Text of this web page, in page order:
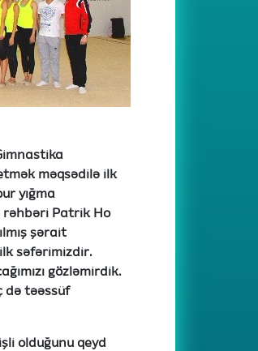
məqsədilə ilk
yığma
rəhbəri Patrik Ho
şərait
səfərimizdir.
gözləmirdik.
də təəssüf
olduğunu qeyd